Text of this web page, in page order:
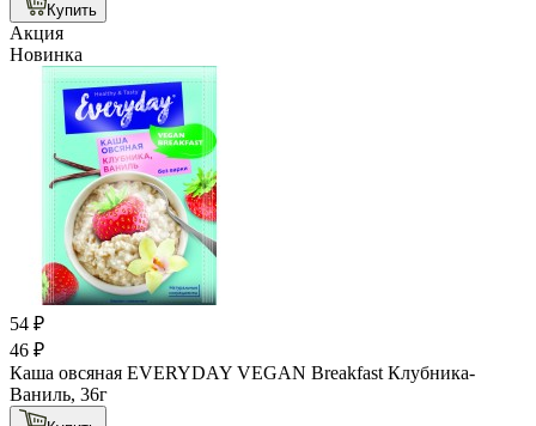
Купить
Акция
Новинка
54 ₽
46 ₽
Каша овсяная EVERYDAY VEGAN Breakfast Клубника-
Ваниль, 36г